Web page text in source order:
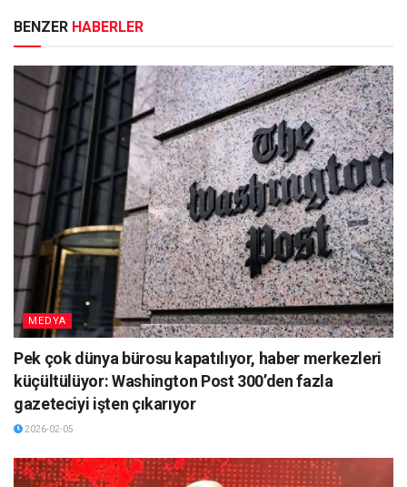
BENZER HABERLER
MEDYA
Pek çok dünya bürosu kapatılıyor, haber merkezleri
küçültülüyor: Washington Post 300’den fazla
gazeteciyi işten çıkarıyor
2026-02-05